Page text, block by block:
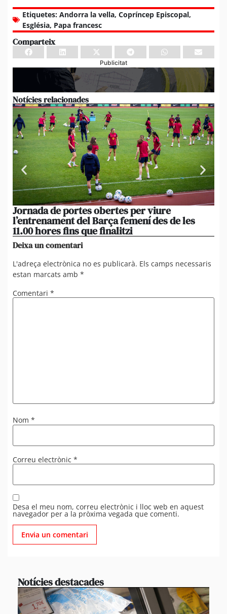
Etiquetes: Andorra la vella, Copríncep Episcopal,
Església, Papa francesc
Comparteix
Publicitat
Notícies relacionades
Jornada de portes obertes per viure
l’entrenament del Barça femení des de les
11.00 hores fins que finalitzi
Deixa un comentari
L'adreça electrònica no es publicarà. Els camps necessaris
estan marcats amb *
Comentari *
Nom *
Correu electrònic *
Desa el meu nom, correu electrònic i lloc web en aquest
navegador per a la pròxima vegada que comenti.
Notícies destacades